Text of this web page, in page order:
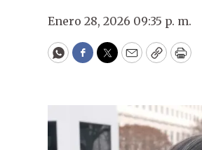
Enero 28, 2026 09:35 p. m.
WhatsApp
Facebook
Twitter
EmailCopy